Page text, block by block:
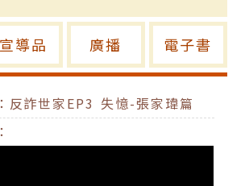
宣導品 廣播 電子書
反詐世家EP3 失憶-張家瑋篇